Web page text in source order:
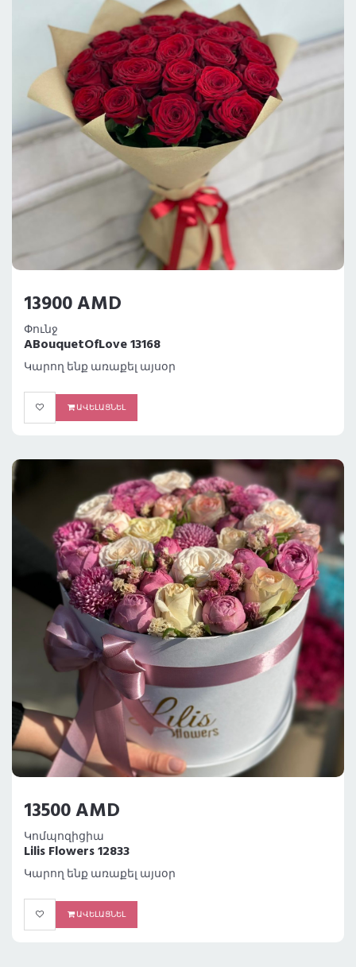
13900 AMD
Փունջ
ABouquetOfLove 13168
Կարող ենք առաքել այսօր
ԱՎԵԼԱՑՆԵԼ
13500 AMD
Կոմպոզիցիա
Lilis Flowers 12833
Կարող ենք առաքել այսօր
ԱՎԵԼԱՑՆԵԼ